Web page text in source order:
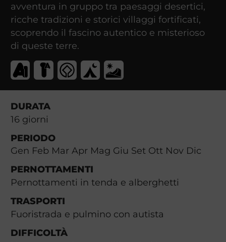
avventura in gruppo tra paesaggi desertici,
ricche tradizioni e storici villaggi fortificati,
scoprendo il fascino autentico e misterioso
di queste terre.
DURATA
16giorni
PERIODO
Gen Feb Mar Apr Mag Giu Set Ott Nov Dic
PERNOTTAMENTI
Pernottamenti in tenda e alberghetti
TRASPORTI
Fuoristrada e pulmino con autista
DIFFICOLTÀ